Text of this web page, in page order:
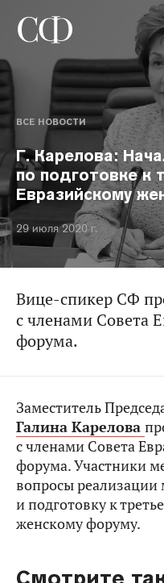
ВСЕ НОВОСТИ
Г. Карелова:
по подготовке к
Евразийскому
29 июля 2020 г.
Вице-спикер СФ
с членами Совета
форума.
Заместитель
Галина Карелова
с членами Совета
форума. Участники
вопросы
и подготовку к
женскому форуму.